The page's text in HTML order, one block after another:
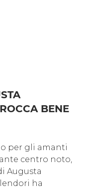
BENE
per gli amanti
centro noto,
Augusta
ha